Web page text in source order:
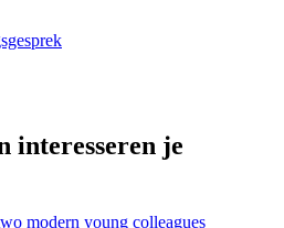
interesseren je